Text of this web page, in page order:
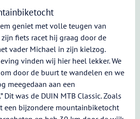
geniet met volle teugen van
fiets racet hij graag door de
vader Michael in zijn kielzog.
vinden wij hier heel lekker. We
door de buurt te wandelen en we
meegedaan aan een
Dit was de DUIN MTB Classic. Zoals
een bijzondere mountainbiketocht